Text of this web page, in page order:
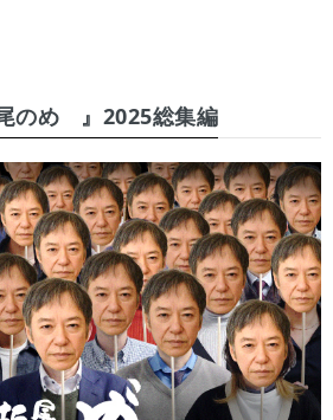
のめ゙』2025総集編